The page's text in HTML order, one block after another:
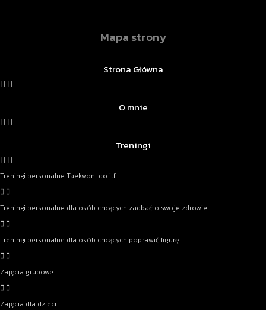
Mapa strony
Strona Główna
O mnie
Treningi
Treningi personalne Taekwon-do itf
Treningi personalne dla osób chcących zadbać o swoje zdrowie
Treningi personalne dla osób chcących poprawić figurę
Zajęcia grupowe
Zajęcia dla dzieci